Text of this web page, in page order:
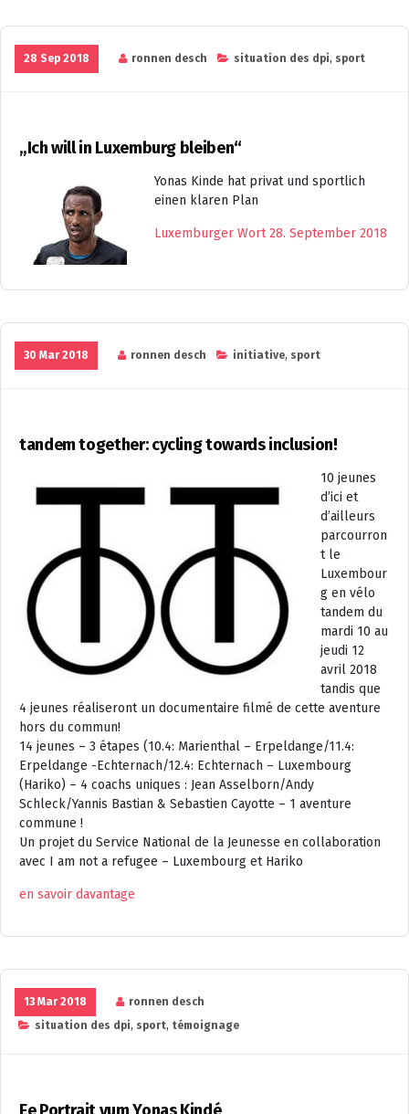
28 Sep 2018 ronnen desch situation des dpi, sport
„Ich will in Luxemburg bleiben“
Yonas Kinde hat privat und sportlich
einen klaren Plan
Luxemburger Wort 28. September 2018
30 Mar 2018 ronnen desch initiative, sport
tandem together: cycling towards inclusion!
10 jeunes
d’ici et
d’ailleurs
parcourron
t le
Luxembour
g en vélo
tandem du
mardi 10 au
jeudi 12
avril 2018
tandis que
4 jeunes réaliseront un documentaire filmé de cette aventure
hors du commun!
14 jeunes – 3 étapes (10.4: Marienthal – Erpeldange/11.4:
Erpeldange -Echternach/12.4: Echternach – Luxembourg
(Hariko) – 4 coachs uniques : Jean Asselborn/Andy
Schleck/Yannis Bastian & Sebastien Cayotte – 1 aventure
commune !
Un projet du Service National de la Jeunesse en collaboration
avec I am not a refugee – Luxembourg et Hariko
en savoir davantage
13 Mar 2018
ronnen desch
situation des dpi, sport, témoignage